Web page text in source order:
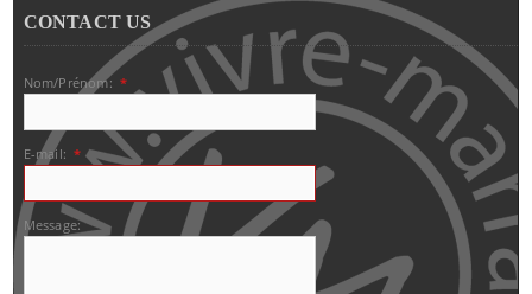
CONTACT US
Nom/Prénom: *
E-mail: *
Message: